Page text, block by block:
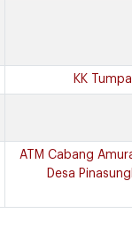
KK
ATM Cabang
Desa